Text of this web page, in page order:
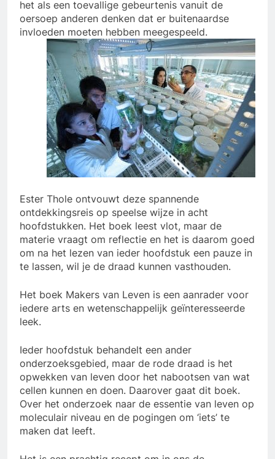
het als een toevallige gebeurtenis vanuit de
oersoep anderen denken dat er buitenaardse
invloeden moeten hebben meegespeeld.
Ester Thole ontvouwt deze spannende
ontdekkingsreis op speelse wijze in acht
hoofdstukken. Het boek leest vlot, maar de
materie vraagt om reflectie en het is daarom goed
om na het lezen van ieder hoofdstuk een pauze in
te lassen, wil je de draad kunnen vasthouden.
Het boek Makers van Leven is een aanrader voor
iedere arts en wetenschappelijk geïnteresseerde
leek.
Ieder hoofdstuk behandelt een ander
onderzoeksgebied, maar de rode draad is het
opwekken van leven door het nabootsen van wat
cellen kunnen en doen. Daarover gaat dit boek.
Over het onderzoek naar de essentie van leven op
moleculair niveau en de pogingen om ‘iets’ te
maken dat leeft.